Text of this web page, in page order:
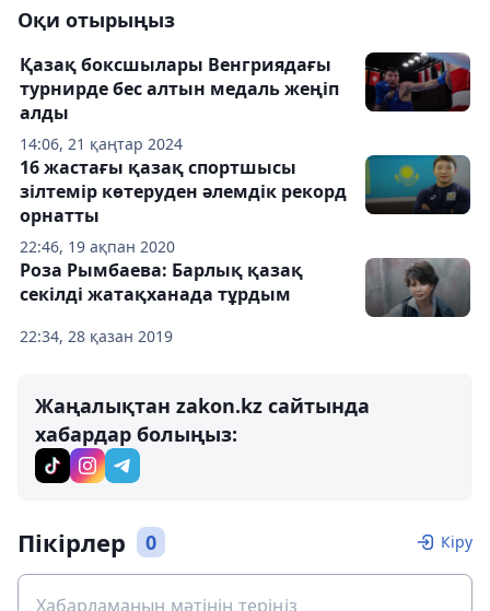
Оқи отырыңыз
14:06, 21 қаңтар 2024
Қазақ боксшылары Венгриядағы
турнирде бес алтын медаль жеңіп
алды
22:46, 19 ақпан 2020
16 жастағы қазақ спортшысы
зілтемір көтеруден әлемдік рекорд
орнатты
22:34, 28 қазан 2019
Роза Рымбаева: Барлық қазақ
секілді жатақханада тұрдым
Жаңалықтан zakon.kz сайтында
хабардар болыңыз:
Пікірлер 0 Кіру